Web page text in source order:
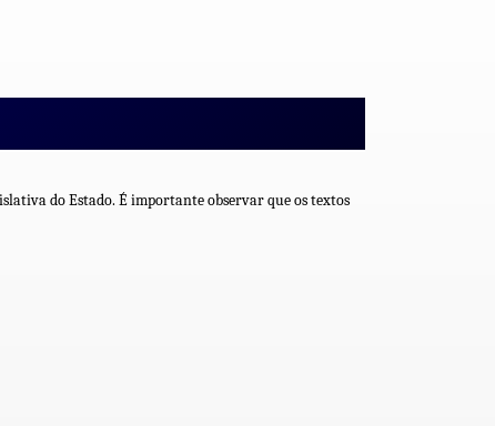
do Estado. É importante observar que os textos